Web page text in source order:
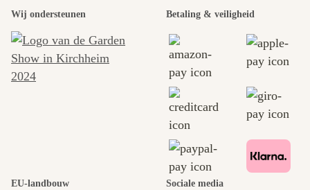
Wij ondersteunen Betaling & veiligheid
EU-landbouw Sociale media